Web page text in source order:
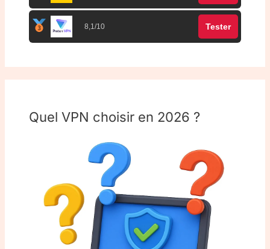
8,1/10 Tester
Quel VPN choisir en 2026 ?